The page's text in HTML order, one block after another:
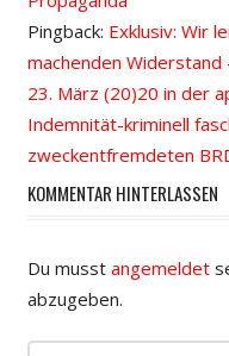
Pingback: Exklusiv: Wir
machenden
23. März (20)20 in der
Indemnität-kriminell
zweckentfremdeten
KOMMENTAR HINTERLASSEN
Du musst angemeldet
abzugeben.